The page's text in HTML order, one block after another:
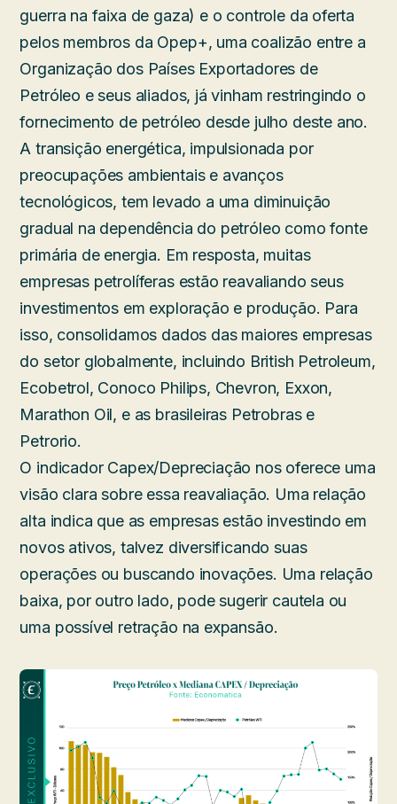
guerra na faixa de gaza) e o controle da oferta
pelos membros da Opep+, uma coalizão entre a
Organização dos Países Exportadores de
Petróleo e seus aliados, já vinham restringindo o
fornecimento de petróleo desde julho deste ano.
A transição energética, impulsionada por
preocupações ambientais e avanços
tecnológicos, tem levado a uma diminuição
gradual na dependência do petróleo como fonte
primária de energia. Em resposta, muitas
empresas petrolíferas estão reavaliando seus
investimentos em exploração e produção. Para
isso, consolidamos dados das maiores empresas
do setor globalmente, incluindo British Petroleum,
Ecobetrol, Conoco Philips, Chevron, Exxon,
Marathon Oil, e as brasileiras Petrobras e
Petrorio.
O indicador Capex/Depreciação nos oferece uma
visão clara sobre essa reavaliação. Uma relação
alta indica que as empresas estão investindo em
novos ativos, talvez diversificando suas
operações ou buscando inovações. Uma relação
baixa, por outro lado, pode sugerir cautela ou
uma possível retração na expansão.